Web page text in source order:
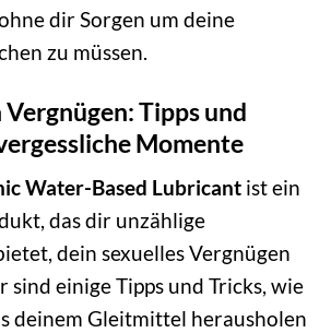
dir Sorgen um deine
zu müssen.
Tipps und
Momente
Water-Based Lubricant ist ein
das dir unzählige
dein sexuelles Vergnügen
sind einige Tipps und Tricks, wie
deinem Gleitmittel herausholen